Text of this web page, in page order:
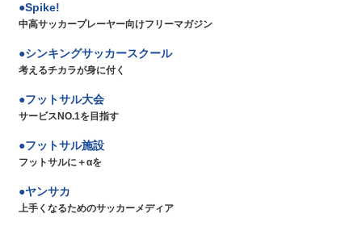
Spike!
中高サッカープレーヤー向けフリーマガジン
シンキングサッカースクール
考えるチカラが身に付く
フットサル大会
サービスNO.1を目指す
フットサル施設
フットサルに＋αを
ヤンサカ
上手くなるためのサッカーメディア